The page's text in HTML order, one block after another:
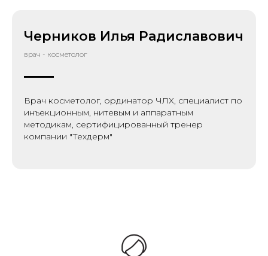
Черников Илья Радиславович
врач - косметолог
Врач косметолог, ординатор ЧЛХ, специалист по
инъекционным, нитевым и аппаратным
методикам, сертифицированный тренер
компании "Техдерм"